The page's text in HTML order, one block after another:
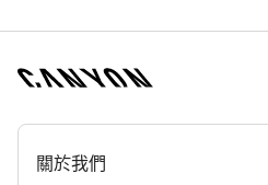
[footer.linksList.title]
關於我們